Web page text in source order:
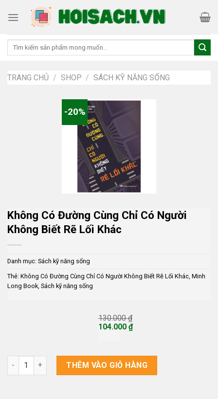
Tìm
TRANG CHỦ / SHOP / SÁCH KỸ NĂNG SỐNG
-20%
Không Có Đường Cùng Chỉ Có Người
Không Biết Rẽ Lối Khác
Danh mục: Sách kỹ năng sống
Thẻ: Không Có Đường Cùng Chỉ Có Người Không Biết Rẽ Lối Khác, Minh
Long Book, Sách kỹ năng sống
130.000₫
Giá
104.000 ₫
là:
104.000 ₫.
Không Có Đường Cùng Chỉ Có Người Không Biết Rẽ Lối Khác
THÊM VÀO GIỎ HÀNG